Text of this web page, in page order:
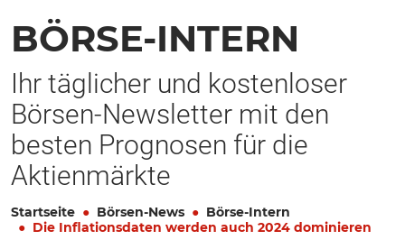
BÖRSE-INTERN
Ihr täglicher und kostenloser
Börsen-Newsletter mit den
besten Prognosen für die
Aktienmärkte
Startseite Börsen-News
Börse-Intern
Die Inflationsdaten werden auch 2024 dominieren